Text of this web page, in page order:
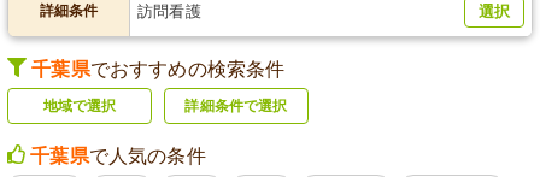
詳細条件 訪問看護 選択
千葉県でおすすめの検索条件
地域で選択 詳細条件で選択
千葉県で人気の条件